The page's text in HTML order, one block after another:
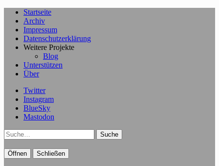
Startseite
Archiv
Impressum
Datenschutzerklärung
Weitere Projekte
Blog
Unterstützen
Über
Twitter
Instagram
BlueSky
Mastodon
Suche
Öffnen Schließen